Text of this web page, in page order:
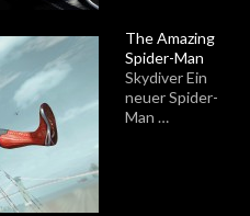
The Amazing
Spider-Man
Skydiver Ein
neuer Spider-
Man …